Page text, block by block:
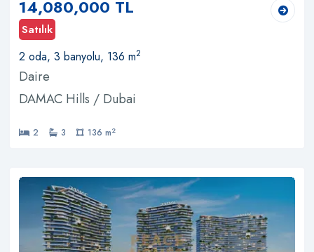
14,080,000 TL
Satılık
2 oda, 3 banyolu, 136 m2
Daire
DAMAC Hills / Dubai
2 3 136 m2